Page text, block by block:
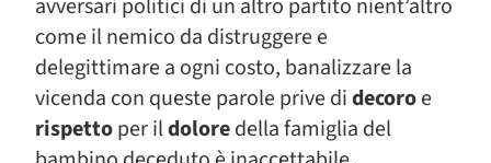
avversari politici di un altro partito nient’altro
come il nemico da distruggere e
delegittimare a ogni costo, banalizzare la
vicenda con queste parole prive didecoroe
rispettoper ildoloredella famiglia del